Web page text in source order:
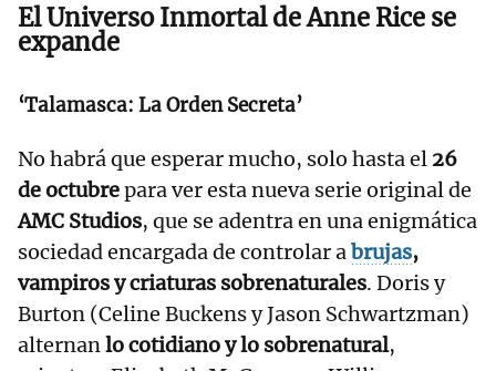
El Universo Inmortal de Anne Rice se
expande
‘Talamasca: La Orden Secreta’
No habrá que esperar mucho, solo hasta el 26
de octubrepara ver esta nueva serie original de
AMC Studios, que se adentra en una enigmática
sociedad encargada de controlar abrujas,
vampiros y criaturas sobrenaturales. Doris y
Burton (Celine Buckens y Jason Schwartzman)
alternanlo cotidiano y lo sobrenatural,